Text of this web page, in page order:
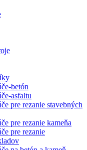
betón
asfaltu
pre rezanie stavebných
pre rezanie kameňa
pre rezanie